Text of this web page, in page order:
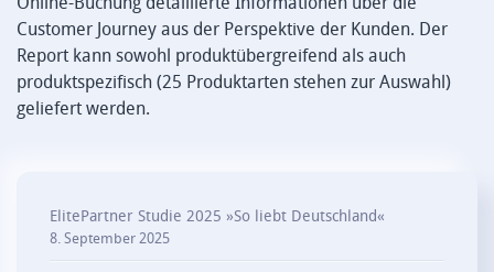
Customer Journey aus der Perspektive der Kunden. Der
Report kann sowohl produktübergreifend als auch
produktspezifisch (25 Produktarten stehen zur Auswahl)
geliefert werden.
ElitePartner Studie 2025 »So liebt Deutschland«
8. September 2025